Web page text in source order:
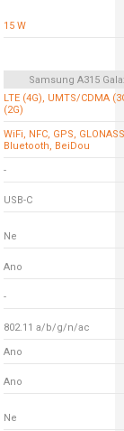
15 W
Samsung A315
LTE (4G), UMTS/CDMA
(2G)
WiFi, NFC, GPS,
Bluetooth, BeiDou
-
USB-C
Ne
Ano
-
802.11 a/b/g/n/ac
Ano
Ano
Ne